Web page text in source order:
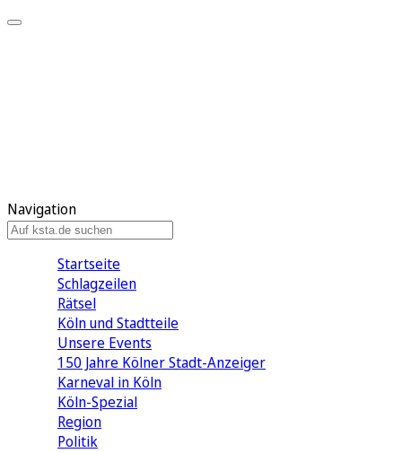
Navigation
Startseite
Schlagzeilen
Rätsel
Köln und Stadtteile
Unsere Events
150 Jahre Kölner Stadt-Anzeiger
Karneval in Köln
Köln-Spezial
Region
Politik